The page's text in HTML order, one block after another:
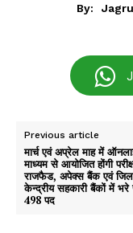
By:
Previous article
मार्च एवं अप्रेल माह में
माध्यम से आयोजित होंगी
राजफैड, अपेक्स बैंक एवं
केन्द्रीय सहकारी बैंकों में भरे
498 पद